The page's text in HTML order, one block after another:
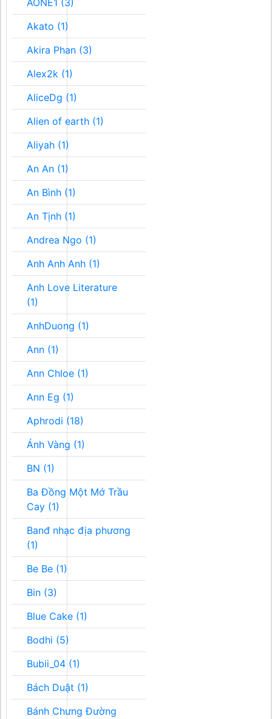
AONE1 (3)
Akato (1)
Akira Phan (3)
Alex2k (1)
AliceDg (1)
Alien of earth (1)
Aliyah (1)
An An (1)
An Bình (1)
An Tịnh (1)
Andrea Ngo (1)
Anh Anh Anh (1)
Anh Love Literature
(1)
AnhDuong (1)
Ann (1)
Ann Chloe (1)
Ann Eg (1)
Aphrodi (18)
Ánh Vàng (1)
BN (1)
Ba Đồng Một Mớ Trầu
Cay (1)
Banđ nhạc địa phương
(1)
Be Be (1)
Bin (3)
Blue Cake (1)
Bodhi (5)
Bubii_04 (1)
Bách Duật (1)
Bánh Chưng Đường